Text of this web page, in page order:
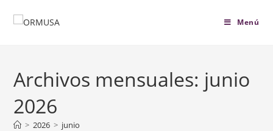
Menú
Archivos mensuales: junio
2026
> 2026 > junio